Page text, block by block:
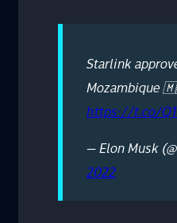
Starlink
Mozambique
https://t.co/
— Elon Musk
2022